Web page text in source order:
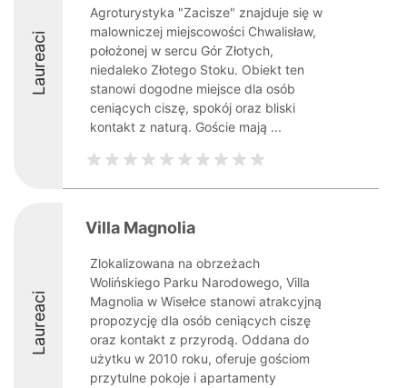
Laureaci
Agroturystyka "Zacisze" znajduje się w
malowniczej miejscowości Chwalisław,
położonej w sercu Gór Złotych,
niedaleko Złotego Stoku. Obiekt ten
stanowi dogodne miejsce dla osób
ceniących ciszę, spokój oraz bliski
kontakt z naturą. Goście mają ...
Laureaci
Villa Magnolia
Zlokalizowana na obrzeżach
Wolińskiego Parku Narodowego, Villa
Magnolia w Wisełce stanowi atrakcyjną
propozycję dla osób ceniących ciszę
oraz kontakt z przyrodą. Oddana do
użytku w 2010 roku, oferuje gościom
przytulne pokoje i apartamenty